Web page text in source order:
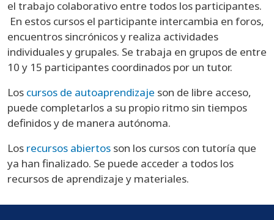
el trabajo colaborativo entre todos los participantes.
En estos cursos el participante intercambia en foros,
encuentros sincrónicos y realiza actividades
individuales y grupales. Se trabaja en grupos de entre
10 y 15 participantes coordinados por un tutor.
Los cursos de autoaprendizaje son de libre acceso,
puede completarlos a su propio ritmo sin tiempos
definidos y de manera autónoma.
Los recursos abiertos son los cursos con tutoría que
ya han finalizado. Se puede acceder a todos los
recursos de aprendizaje y materiales.